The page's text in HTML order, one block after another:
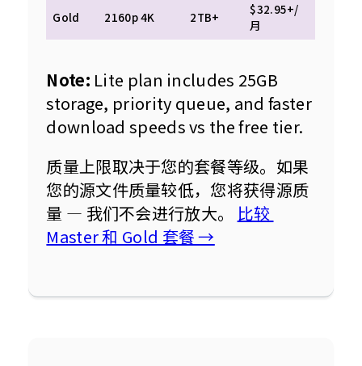
Gold 2160p 4K 2TB+
$32.95+/
月
Note: Lite plan includes 25GB
storage, priority queue, and faster
download speeds vs the free tier.
质量上限取决于您的套餐等级。如果
您的源文件质量较低，您将获得源质
量 — 我们不会进行放大。 比较
Master 和 Gold 套餐 →